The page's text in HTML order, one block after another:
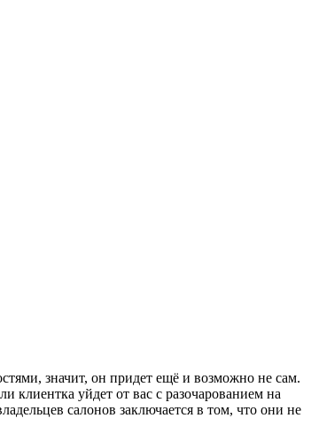
значит, он придет ещё и возможно не сам.
клиентка уйдет от вас с разочарованием на
салонов заключается в том, что они не